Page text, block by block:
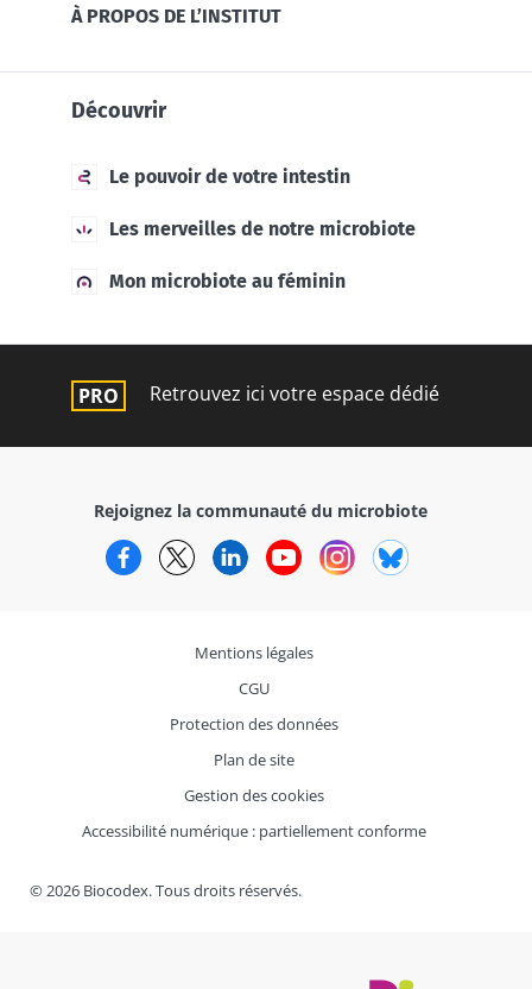
À PROPOS DE L’INSTITUT
Découvrir
Le pouvoir de votre intestin
Les merveilles de notre microbiote
Mon microbiote au féminin
Retrouvez ici votre espace dédié
Rejoignez la communauté du microbiote
FacebookTwitterLinkedInYouTubeInstagram
© 2026 Biocodex. Tous droits réservés.
Mentions légales
CGU
Protection des données
Plan de site
Gestion des cookies
Accessibilité numérique : partiellement conforme